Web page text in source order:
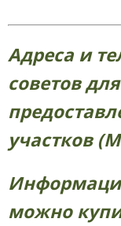
Адреса и
советов
участков
можно